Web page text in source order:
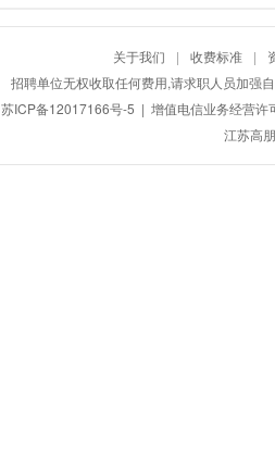
关于我们 | 收费标准 |
招聘单位无权收取任何费用,请求职人员加强
苏ICP备12017166号-5 | 增值电信业务经营
江苏高